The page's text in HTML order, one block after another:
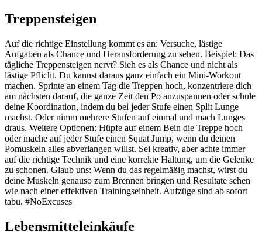
Treppensteigen
Auf die richtige Einstellung kommt es an: Versuche, lästige
Aufgaben als Chance und Herausforderung zu sehen. Beispiel: Das
tägliche Treppensteigen nervt? Sieh es als Chance und nicht als
lästige Pflicht. Du kannst daraus ganz einfach ein Mini-Workout
machen. Sprinte an einem Tag die Treppen hoch, konzentriere dich
am nächsten darauf, die ganze Zeit den Po anzuspannen oder schule
deine Koordination, indem du bei jeder Stufe einen Split Lunge
machst. Oder nimm mehrere Stufen auf einmal und mach Lunges
draus. Weitere Optionen: Hüpfe auf einem Bein die Treppe hoch
oder mache auf jeder Stufe einen Squat Jump, wenn du deinen
Pomuskeln alles abverlangen willst. Sei kreativ, aber achte immer
auf die richtige Technik und eine korrekte Haltung, um die Gelenke
zu schonen. Glaub uns: Wenn du das regelmäßig machst, wirst du
deine Muskeln genauso zum Brennen bringen und Resultate sehen
wie nach einer effektiven Trainingseinheit. Aufzüge sind ab sofort
tabu. #NoExcuses
Lebensmitteleinkäufe